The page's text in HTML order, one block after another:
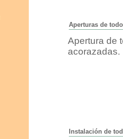
Aperturas de
Apertura de
acorazadas.
Instalación de